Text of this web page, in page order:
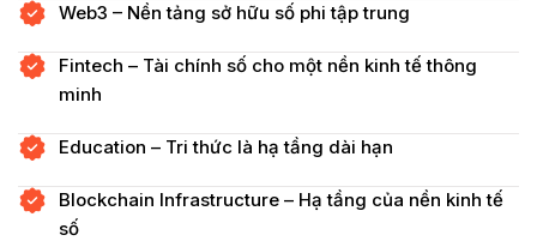
Web3 – Nền tảng sở hữu số phi tập trung
Fintech – Tài chính số cho một nền kinh tế thông
minh
Education – Tri thức là hạ tầng dài hạn
Blockchain Infrastructure – Hạ tầng của nền kinh tế
số